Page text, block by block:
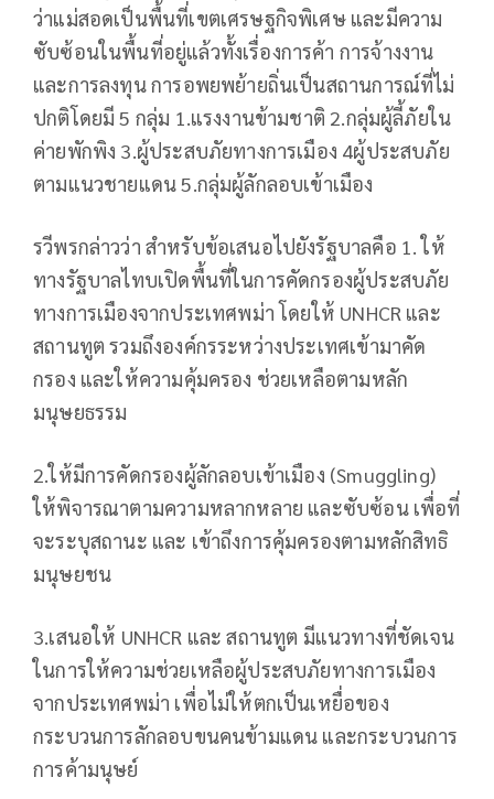
ว่าแม่สอดเป็นพื้นที่เขตเศรษฐกิจพิเศษ และมีความ
ซับซ้อนในพื้นที่อยู่แล้วทั้งเรื่องการค้า การจ้างงาน
และการลงทุน การอพยพย้ายถิ่นเป็นสถานการณ์ที่ไม่
ปกติโดยมี 5 กลุ่ม 1.แรงงานข้ามชาติ 2.กลุ่มผู้ลี้ภัยใน
ค่ายพักพิง 3.ผู้ประสบภัยทางการเมือง 4ผู้ประสบภัย
ตามแนวชายแดน 5.กลุ่มผู้ลักลอบเข้าเมือง
รวีพรกล่าวว่า สำหรับข้อเสนอไปยังรัฐบาลคือ 1. ให้
ทางรัฐบาลไทบเปิดพื้นที่ในการคัดกรองผู้ประสบภัย
ทางการเมืองจากประเทศพม่า โดยให้ UNHCR และ
สถานทูต รวมถึงองค์กรระหว่างประเทศเข้ามาคัด
กรอง และให้ความคุ้มครอง ช่วยเหลือตามหลัก
มนุษยธรรม
2.ให้มีการคัดกรองผู้ลักลอบเข้าเมือง (Smuggling)
ให้พิจารณาตามความหลากหลาย และซับซ้อน เพื่อที่
จะระบุสถานะ และ เข้าถึงการคุ้มครองตามหลักสิทธิ
มนุษยชน
3.เสนอให้ UNHCR และ สถานทูต มีแนวทางที่ชัดเจน
ในการให้ความช่วยเหลือผู้ประสบภัยทางการเมือง
จากประเทศพม่า เพื่อไม่ให้ตกเป็นเหยื่อของ
กระบวนการลักลอบขนคนข้ามแดน และกระบวนการ
การค้ามนุษย์